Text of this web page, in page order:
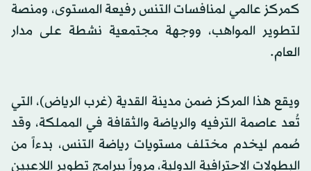
كمركز عالمي لمنافسات التنس رفيعة المستوى، ومنصة
لتطوير المواهب، ووجهة مجتمعية نشطة على مدار
العام.
ويقع هذا المركز ضمن مدينة القدية (غرب الرياض)، التي
تُعد عاصمة الترفيه والرياضة والثقافة في المملكة، وقد
صُمم ليخدم مختلف مستويات رياضة التنس، بدءاً من
البطولات الاحترافية الدولية، مروراً ببرامج تطوير اللاعبين